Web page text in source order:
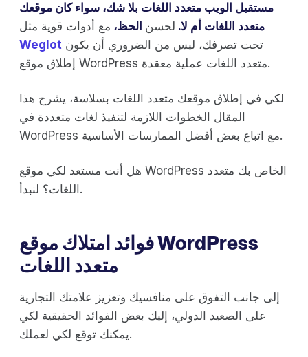
مستقبل الويب متعدد اللغات بلا شك، سواء كان موقعك
متعدد اللغات أم لا. لحسن الحظ، مع أدوات قوية مثل
Weglot
إطلاق موقع WordPress متعدد اللغات عملية معقدة.
لكي في إطلاق موقعك متعدد اللغات بسلاسة، يشرح هذا
المقال الخطوات اللازمة لتنفيذ لغات متعددة في
WordPress مع اتباع بعض أفضل الممارسات الأساسية.
هل أنت مستعد لكي موقع WordPress الخاص بك متعدد
اللغات؟ لنبدأ.
فوائد امتلاك موقع WordPress
متعدد اللغات
إلى جانب التفوق على منافسيك وتعزيز علامتك التجارية
على الصعيد الدولي، إليك بعض الفوائد الحقيقية لكي
يمكنك توقع لكي لعملك.